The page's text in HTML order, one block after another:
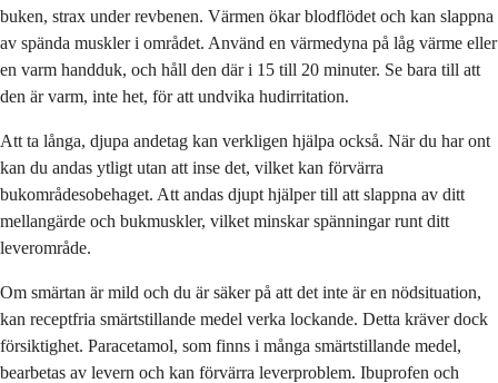
buken, strax under revbenen. Värmen ökar blodflödet och kan slappna
av spända muskler i området. Använd en värmedyna på låg värme eller
en varm handduk, och håll den där i 15 till 20 minuter. Se bara till att
den är varm, inte het, för att undvika hudirritation.
Att ta långa, djupa andetag kan verkligen hjälpa också. När du har ont
kan du andas ytligt utan att inse det, vilket kan förvärra
bukområdesobehaget. Att andas djupt hjälper till att slappna av ditt
mellangärde och bukmuskler, vilket minskar spänningar runt ditt
leverområde.
Om smärtan är mild och du är säker på att det inte är en nödsituation,
kan receptfria smärtstillande medel verka lockande. Detta kräver dock
försiktighet. Paracetamol, som finns i många smärtstillande medel,
bearbetas av levern och kan förvärra leverproblem. Ibuprofen och